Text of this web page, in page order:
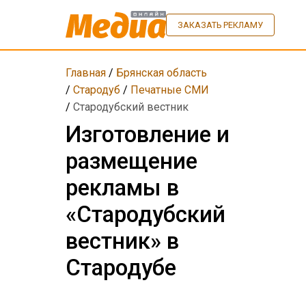
ЗАКАЗАТЬ РЕКЛАМУ
Главная/ Брянская область
/ Стародуб / Печатные СМИ
/ Стародубский вестник
Изготовление и
размещение
рекламы в
«Стародубский
вестник» в
Стародубе